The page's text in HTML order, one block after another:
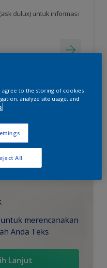
dulux) untuk informasi
merencanakan
Anda Teks
Lanjut
agree to the storing of cookies
analyze site usage, and
All